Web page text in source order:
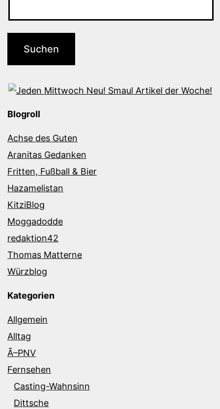
Blogroll
Achse des Guten
Aranitas Gedanken
Fritten, Fußball & Bier
Hazamelistan
KitziBlog
Moggadodde
redaktion42
Thomas Matterne
Würzblog
Kategorien
Allgemein
Alltag
Ã–PNV
Fernsehen
Casting-Wahnsinn
Dittsche